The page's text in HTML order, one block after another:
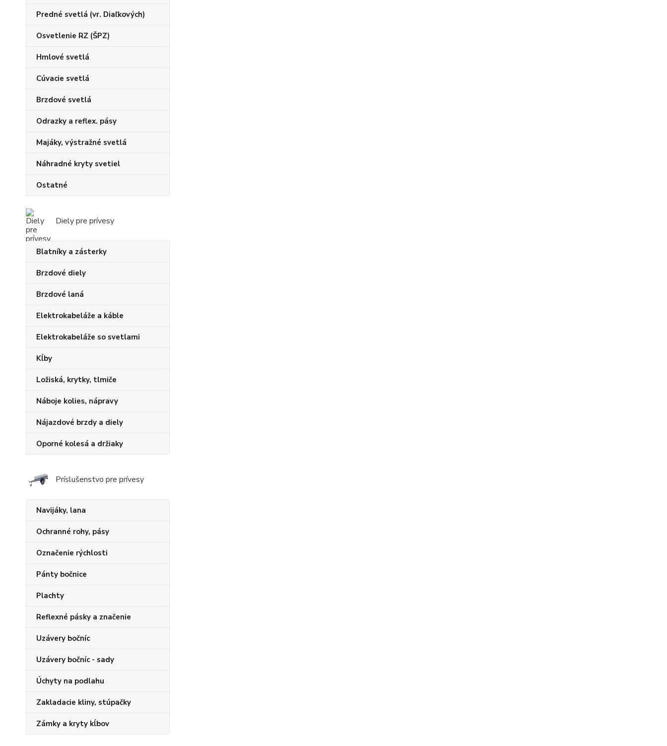
Predné svetlá (vr. Diaľkových)
Osvetlenie RZ (ŠPZ)
Hmlové svetlá
Cúvacie svetlá
Brzdové svetlá
Odrazky a reflex. pásy
Majáky, výstražné svetlá
Náhradné kryty svetiel
Ostatné
Diely pre prívesy
Blatníky a zásterky
Brzdové diely
Brzdové laná
Elektrokabeláže a káble
Elektrokabeláže so svetlami
Kĺby
Ložiská, krytky, tlmiče
Náboje kolies, nápravy
Nájazdové brzdy a diely
Oporné kolesá a držiaky
Príslušenstvo pre prívesy
Navijáky, lana
Ochranné rohy, pásy
Označenie rýchlosti
Pánty bočnice
Plachty
Reflexné pásky a značenie
Uzávery bočníc
Uzávery bočníc - sady
Úchyty na podlahu
Zakladacie kliny, stúpačky
Zámky a kryty kĺbov